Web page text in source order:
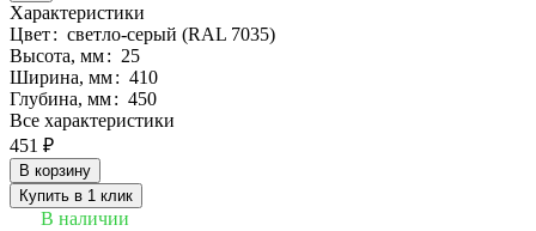
Характеристики
Цвет: светло-серый (RAL 7035)
Высота, мм: 25
Ширина, мм: 410
Глубина, мм: 450
Все характеристики
451 ₽
В корзину
Купить в 1 клик
В наличии